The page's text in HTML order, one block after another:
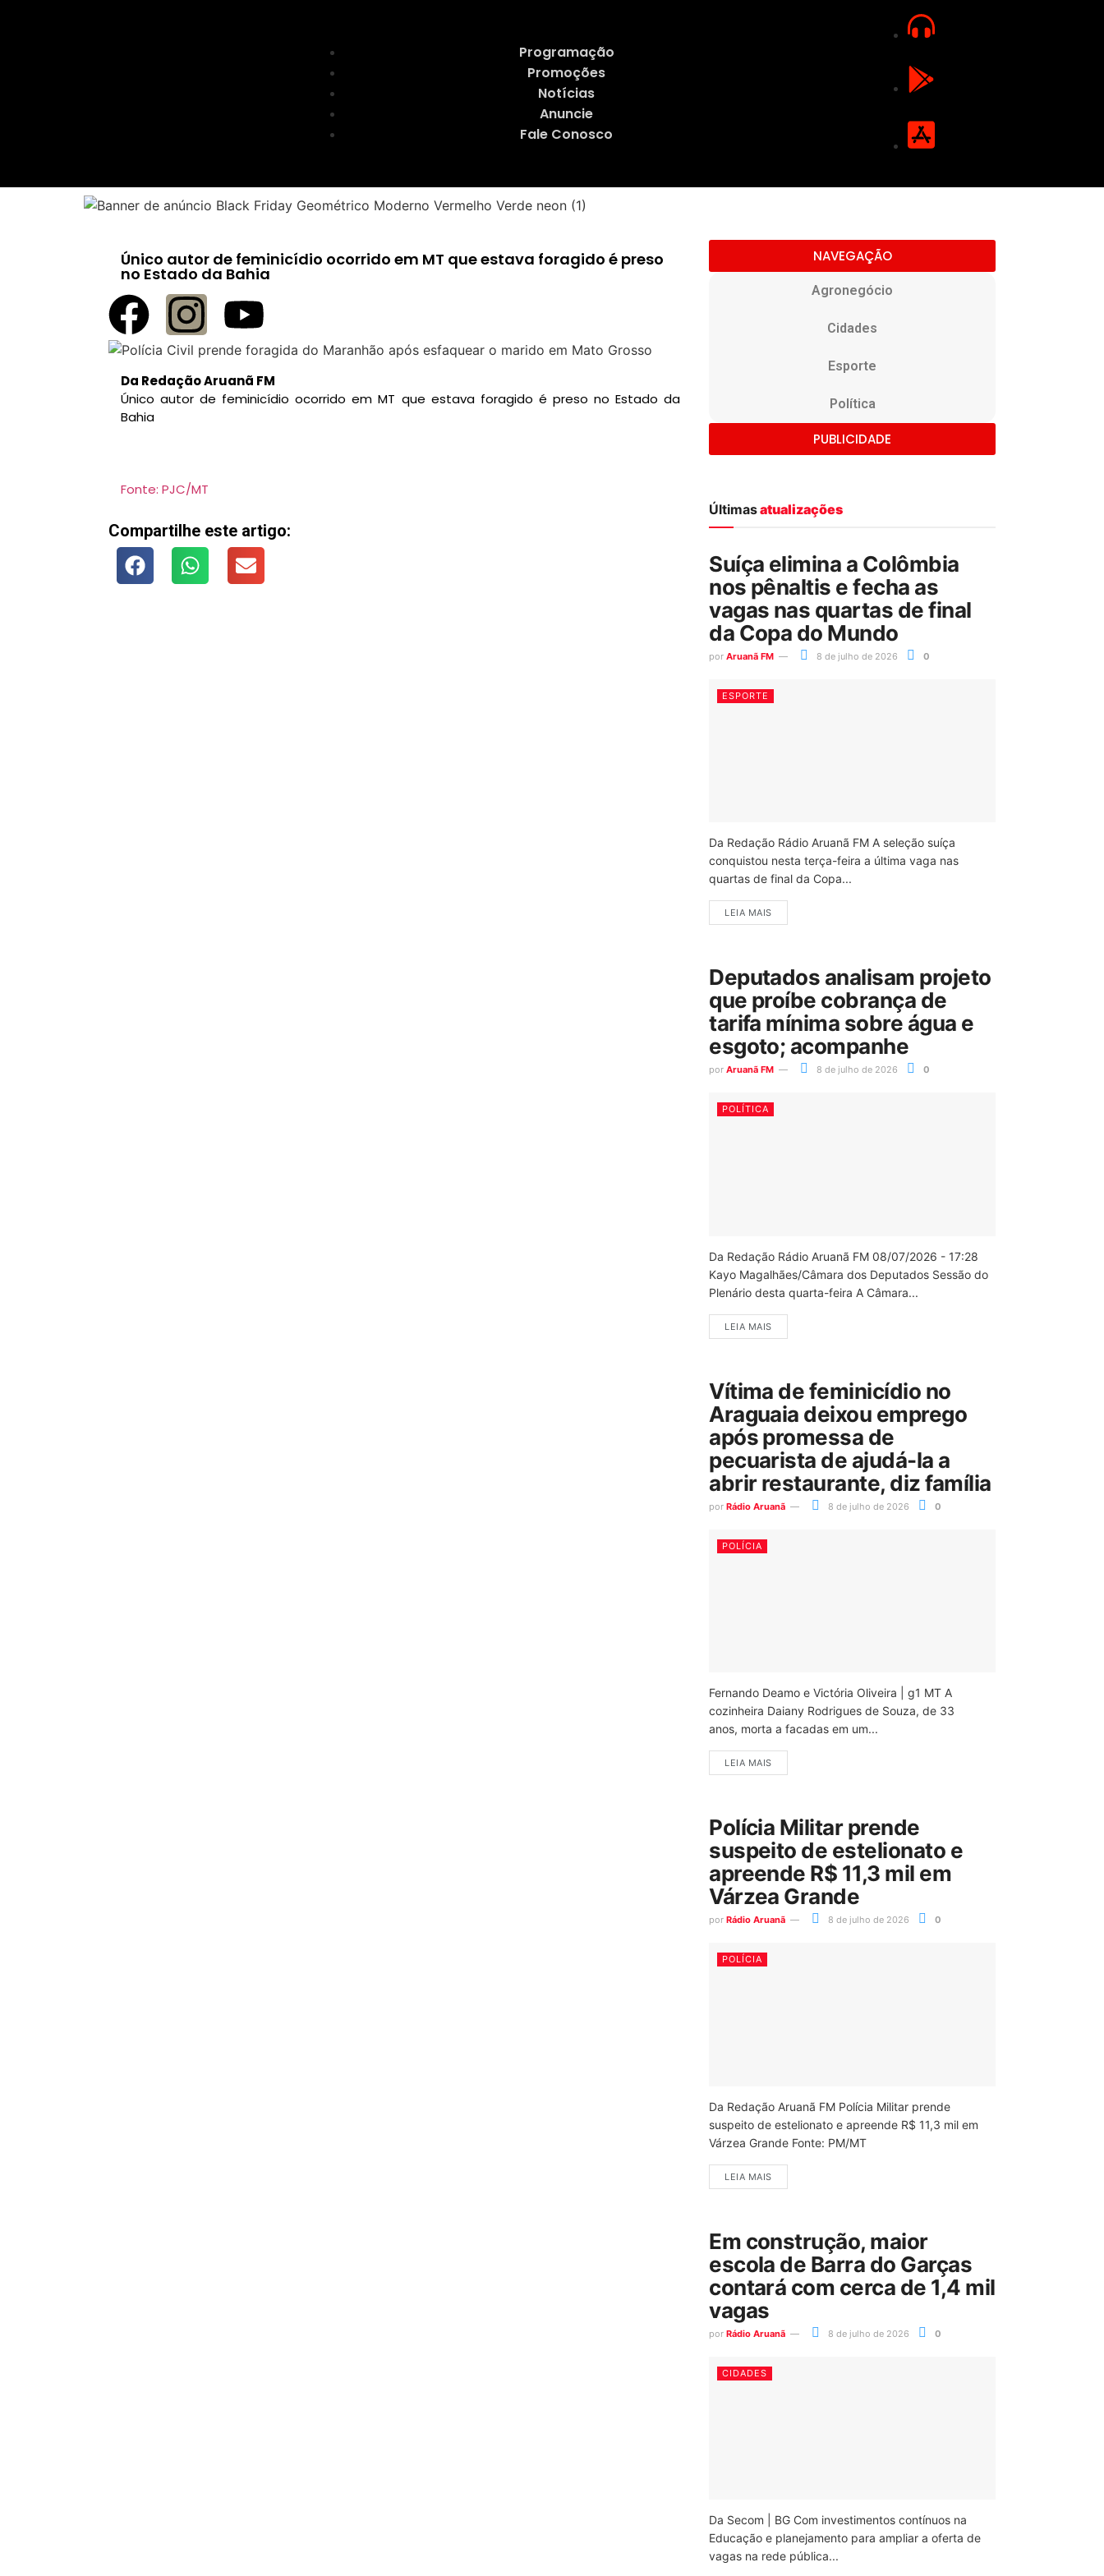
Programação
Promoções
Notícias
Anuncie
Fale Conosco
Único autor de feminicídio ocorrido em MT que estava foragido é preso
no Estado da Bahia
Da Redação Aruanã FM
Único autor de feminicídio ocorrido em MT que estava foragido é preso no Estado da
Bahia
Fonte: PJC/MT
Compartilhe este artigo:
NAVEGAÇÃO
Agronegócio
Cidades
Esporte
Política
PUBLICIDADE
Últimasatualizações
Suíça elimina a Colômbia
nos pênaltis e fecha as
vagas nas quartas de final
da Copa do Mundo
por Aruanã FM 8 de julho de 2026 0
ESPORTE
Da Redação Rádio Aruanã FM A seleção suíça
conquistou nesta terça-feira a última vaga nas
quartas de final da Copa...
LEIA MAIS
Deputados analisam projeto
que proíbe cobrança de
tarifa mínima sobre água e
esgoto; acompanhe
por Aruanã FM 8 de julho de 2026 0
POLÍTICA
Da Redação Rádio Aruanã FM 08/07/2026 - 17:28
Kayo Magalhães/Câmara dos Deputados Sessão do
Plenário desta quarta-feira A Câmara...
LEIA MAIS
Vítima de feminicídio no
Araguaia deixou emprego
após promessa de
pecuarista de ajudá-la a
abrir restaurante, diz família
por Rádio Aruanã 8 de julho de 2026 0
POLÍCIA
Fernando Deamo e Victória Oliveira | g1 MT A
cozinheira Daiany Rodrigues de Souza, de 33
anos, morta a facadas em um...
LEIA MAIS
Polícia Militar prende
suspeito de estelionato e
apreende R$ 11,3 mil em
Várzea Grande
por Rádio Aruanã 8 de julho de 2026 0
POLÍCIA
Da Redação Aruanã FM Polícia Militar prende
suspeito de estelionato e apreende R$ 11,3 mil em
Várzea Grande Fonte: PM/MT
LEIA MAIS
Em construção, maior
escola de Barra do Garças
contará com cerca de 1,4 mil
vagas
por Rádio Aruanã 8 de julho de 2026 0
CIDADES
Da Secom | BG Com investimentos contínuos na
Educação e planejamento para ampliar a oferta de
vagas na rede pública...